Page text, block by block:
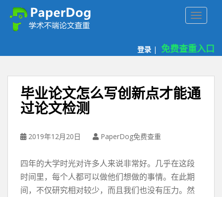
登录 | 免费查重入口
毕业论文怎么写创新点才能通
过论文检测
2019年12月20日 PaperDog免费查重
四年的大学时光对许多人来说非常好。几乎在这段
时间里，每个人都可以做他们想做的事情。在此期
间，不仅研究相对较少，而且我们也没有压力。然